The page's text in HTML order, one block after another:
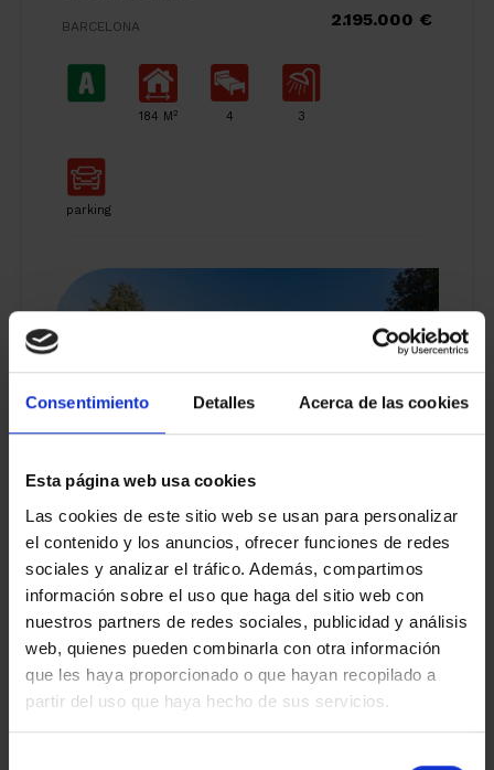
Consentimiento Detalles Acerca de las cookies
Esta página web usa cookies
Las cookies de este sitio web se usan para personalizar
el contenido y los anuncios, ofrecer funciones de redes
sociales y analizar el tráfico. Además, compartimos
información sobre el uso que haga del sitio web con
nuestros partners de redes sociales, publicidad y análisis
web, quienes pueden combinarla con otra información
que les haya proporcionado o que hayan recopilado a
partir del uso que haya hecho de sus servicios.
BARCELONA 2.195.000 €
184 M2 4 3
parking
¡Casa de ensueño!
1.200.000 €
6580 M2 1350 M 10